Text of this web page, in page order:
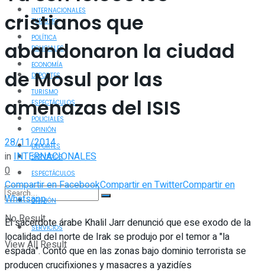
TURISMO
POLICIALES
DEPORTES
ESPECTÁCULOS
OPINIÓN
SERVICIOS
No Result
View All Result
INTERNACIONALES
POLÍTICA
ECONOMÍA
TURISMO
POLICIALES
DEPORTES
ESPECTÁCULOS
OPINIÓN
SERVICIOS
cristianos que
abandonaron la ciudad
de Mosul por las
amenazas del ISIS
28/11/2014
inINTERNACIONALES
0
Compartir en FacebookCompartir en TwitterCompartir en
Whatsapp
El sacerdote árabe Khalil Jarr denunció que ese exodo de la
localidad del norte de Irak se produjo por el temor a "la
espada". Contó que en las zonas bajo dominio terrorista se
producen crucifixiones y masacres a yazidíes